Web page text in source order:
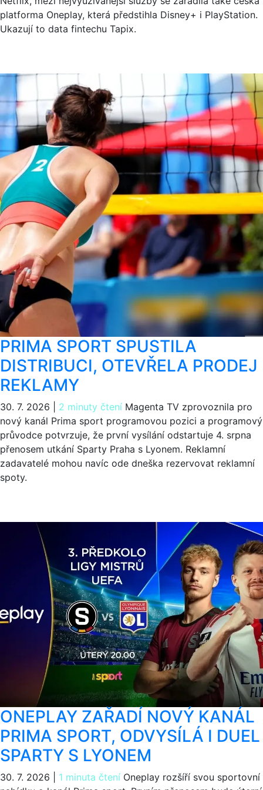
platforma Oneplay, která předstihla Disney+ i PlayStation.
Ukazují to data fintechu Tapix.
PRIMA SPORT SPUSTILA
DISTRIBUCI, OTEVŘELA PRODEJ
REKLAMY
30. 7. 2026 2 minuty čtení Magenta TV zprovoznila pro
nový kanál Prima sport programovou pozici a programový
průvodce potvrzuje, že první vysílání odstartuje 4. srpna
přenosem utkání Sparty Praha s Lyonem. Reklamní
zadavatelé mohou navíc ode dneška rezervovat reklamní
spoty.
ONEPLAY ZAŘADÍ NOVÝ KANÁL
PRIMA SPORT, ODVYSÍLÁ I DUEL
SPARTY S LYONEM
30. 7. 2026 1 minuta čtení Oneplay rozšíří svou sportovní